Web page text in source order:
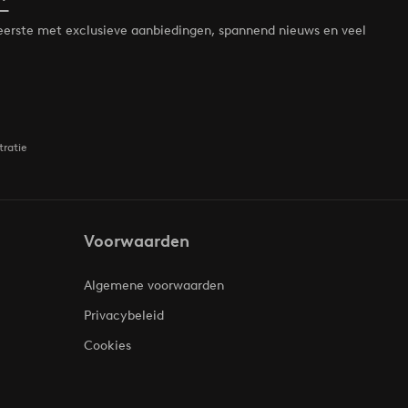
met exclusieve aanbiedingen, spannend nieuws en veel
Voorwaarden
Algemene voorwaarden
Privacybeleid
Cookies